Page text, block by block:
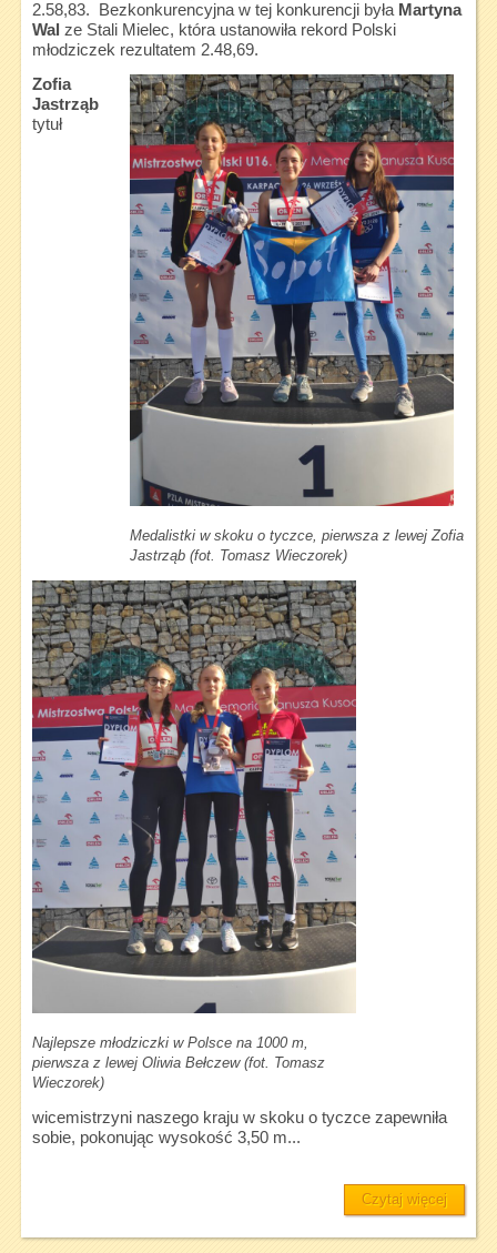
2.58,83. Bezkonkurencyjna w tej konkurencji była Martyna
Wal ze Stali Mielec, która ustanowiła rekord Polski
młodziczek rezultatem 2.48,69.
Medalistki w skoku o tyczce, pierwsza z lewej Zofia
Jastrząb (fot. Tomasz Wieczorek)
Najlepsze młodziczki w Polsce na 1000 m,
pierwsza z lewej Oliwia Bełczew (fot. Tomasz
Wieczorek)
Zofia
Jastrząb
tytuł
wicemistrzyni naszego kraju w skoku o tyczce zapewniła
sobie, pokonując wysokość 3,50 m...
Czytaj więcej